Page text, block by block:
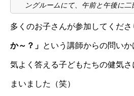
ングルームにて、午前と午後に
多くのお子さんが参加してくださ
か～？」 という講師からの問いか
気よく答える子どもたちの健気
まいました（笑）